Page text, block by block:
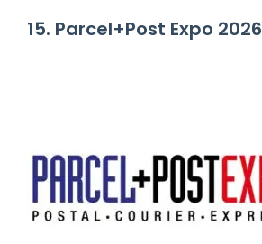
15. Parcel+Post Expo 2026